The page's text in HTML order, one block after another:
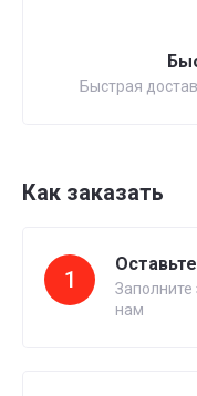
Быстрая
Как заказать
1
Заполните
нам